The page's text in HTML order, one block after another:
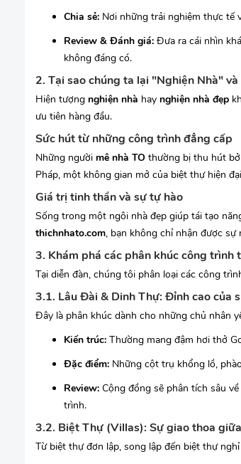
Chia sẻ: Nơi những trải nghiệm thực tế
Review & Đánh giá: Đưa ra cái nhìn
không đáng có.
2. Tại sao chúng ta lại "Nghiện Nhà"
Hiện tượng nghiện nhà hay nghiện nhà đẹp
ưu tiên hàng đầu.
Sức hút từ những công trình đẳng cấp
Những người mê nhà TO thường bị thu hút
Pháp, một không gian mở của biệt thự hiện
Giá trị tinh thần và sự tự hào
Sống trong một ngôi nhà đẹp giúp tái tạo
thichnhato.com, bạn không chỉ nhận được
3. Khám phá các phân khúc công trình
Tại diễn đàn, chúng tôi phân loại các công
3.1. Lâu Đài & Dinh Thự: Đỉnh cao của
Đây là phân khúc dành cho những chủ nhân
Kiến trúc: Thường mang đậm hơi thở
Đặc điểm: Những cột trụ khổng lồ,
Review: Cộng đồng sẽ phân tích sâu
trình.
3.2. Biệt Thự (Villas): Sự giao thoa
Từ biệt thự đơn lập, song lập đến biệt thự